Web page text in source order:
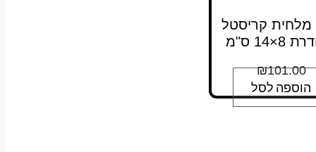
מלחית קריסטל
8×14 ס"מ
₪101.00
הוספה לסל